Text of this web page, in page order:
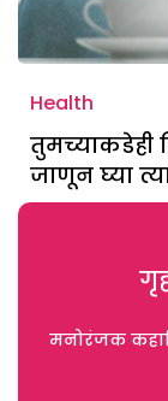
Health
तुमच्याकडेही
जाणून घ्या
मनोरंजक